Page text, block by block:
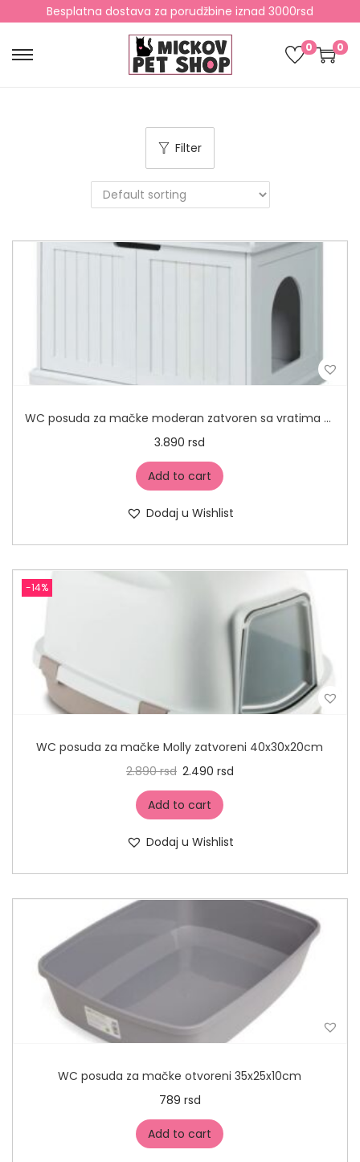
Besplatna dostava za porudžbine iznad 3000rsd
0 0
Filter
WC posuda za mačke moderan zatvoren sa vratima 40x30x20cm
3.890rsd
Add to cart
Dodaj u Wishlist
-14%
WC posuda za mačke Molly zatvoreni 40x30x20cm
2.890rsd 2.490 rsd
Add to cart
Dodaj u Wishlist
WC posuda za mačke otvoreni 35x25x10cm
789 rsd
Add to cart